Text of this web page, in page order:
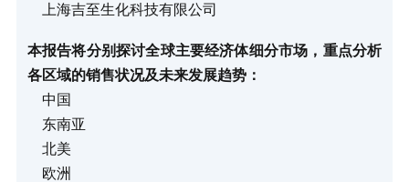
上海吉至生化科技有限公司
本报告将分别探讨全球主要经济体细分市场，重点分析
各区域的销售状况及未来发展趋势：
中国
东南亚
北美
欧洲